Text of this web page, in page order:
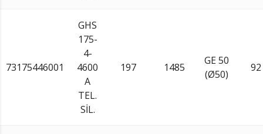
73175446001
GHS
175-
4-
4600
A
TEL.
SİL.
197 1485
GE 50
(Ø50)
92